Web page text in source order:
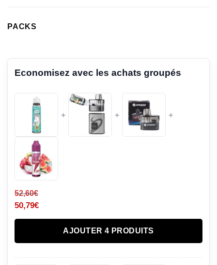
PACKS
Economisez avec les achats groupés
+ + +
52,60€
50,79€
AJOUTER 4 PRODUITS